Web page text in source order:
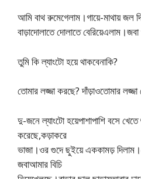
আমি বাথ রুমেগেলাম।গায়ে-মাথায় জল
বাড়াদোলাতে দোলাতে
তুমি কি ল্যাংটো হয়ে থাকবেনাকি?
তোমার লজ্জা করছে? দাঁড়াওতোমার
দু-জনে ল্যাংটো হয়েপাশাপাশি বসে
করেছে,কড়াকরে
ভাজা।ওর গুদে ছুইয়ে এককামড়
জবাআমার বিচি